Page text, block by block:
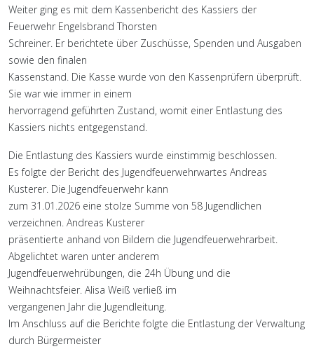
Weiter ging es mit dem Kassenbericht des Kassiers der
Feuerwehr Engelsbrand Thorsten
Schreiner. Er berichtete über Zuschüsse, Spenden und Ausgaben
sowie den finalen
Kassenstand. Die Kasse wurde von den Kassenprüfern überprüft.
Sie war wie immer in einem
hervorragend geführten Zustand, womit einer Entlastung des
Kassiers nichts entgegenstand.
Die Entlastung des Kassiers wurde einstimmig beschlossen.
Es folgte der Bericht des Jugendfeuerwehrwartes Andreas
Kusterer. Die Jugendfeuerwehr kann
zum 31.01.2026 eine stolze Summe von 58 Jugendlichen
verzeichnen. Andreas Kusterer
präsentierte anhand von Bildern die Jugendfeuerwehrarbeit.
Abgelichtet waren unter anderem
Jugendfeuerwehrübungen, die 24h Übung und die
Weihnachtsfeier. Alisa Weiß verließ im
vergangenen Jahr die Jugendleitung.
Im Anschluss auf die Berichte folgte die Entlastung der Verwaltung
durch Bürgermeister